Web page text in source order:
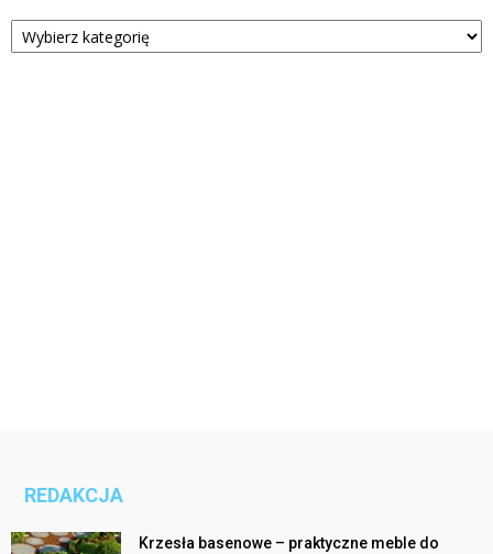
Kategorie
REDAKCJA
Krzesła basenowe – praktyczne meble do